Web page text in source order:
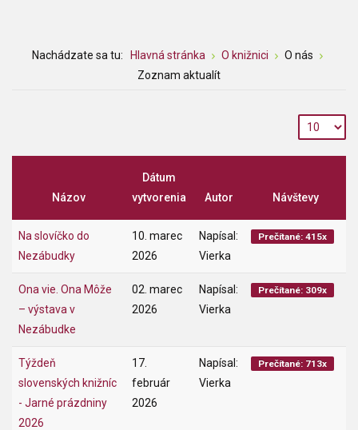
Nachádzate sa tu: Hlavná stránka O knižnici
O nás
Zoznam aktualít
Názov
Dátum
vytvorenia
Autor Návštevy
Na slovíčko do
Nezábudky
10. marec
2026
Napísal:
Vierka
Prečítané: 415x
Ona vie. Ona Môže
– výstava v
Nezábudke
02. marec
2026
Napísal:
Vierka
Prečítané: 309x
Týždeň
slovenských knižníc
- Jarné prázdniny
2026
17.
február
2026
Napísal:
Vierka
Prečítané: 713x